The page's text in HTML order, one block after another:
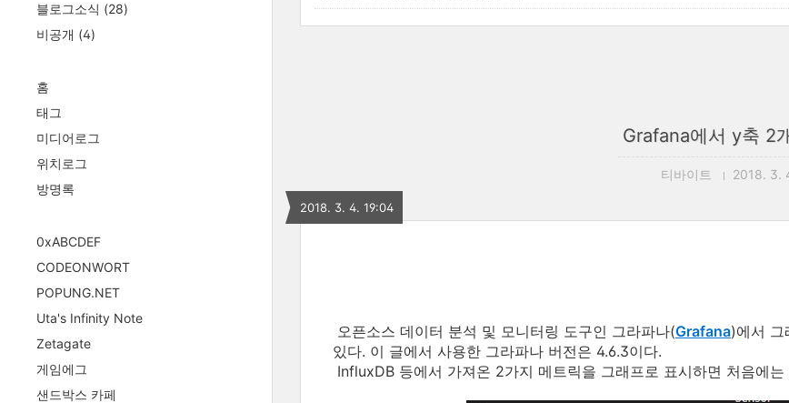
블로그소식 (28)
비공개 (4)
홈
태그
미디어로그
위치로그
방명록
0xABCDEF
CODEONWORT
POPUNG.NET
Uta's Infinity Note
Zetagate
게임에그
샌드박스 카페
Grafana에서 y축 2
티바이트 2018. 3.
2018. 3. 4. 19:04
오픈소스 데이터 분석 및 모니터링 도구인 그라파나(Grafana)에서
있다. 이 글에서 사용한 그라파나 버전은 4.6.3이다.
InfluxDB 등에서 가져온 2가지 메트릭을 그래프로 표시하면 처음에